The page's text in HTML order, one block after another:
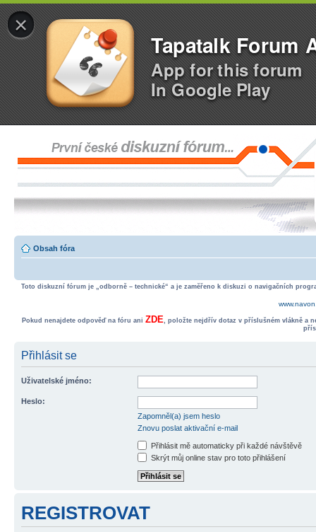
×
Tapatalk Forum
App for this forum
In Google Play
Obsah fóra
Toto diskuzní fórum je „odborně – technické“ a je zaměřeno k diskuzi o navigačních
Pokud nenajdete odpověď na fóru ani ZDE, položte nejdřív dotaz v příslušném vlákně a
Přihlásit se
Uživatelské jméno:
Heslo:
Zapomněl(a) jsem heslo
Znovu poslat aktivační e-mail
Přihlásit mě automaticky při každé návštěvě
Skrýt můj online stav pro toto přihlášení
REGISTROVAT